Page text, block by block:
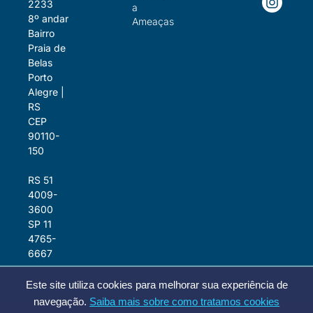
Este site utiliza cookies para melhorar sua experiência de
navegação. Saiba mais sobre como tratamos cookies
2233
8º andar
Bairro
Praia de
Belas
Porto
Alegre |
RS
CEP
90110-
150
RS 51
4009-
3600
SP 11
4765-
6667
a
Ameaças